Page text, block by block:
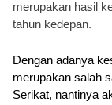
merupakan hasil
tahun kedepan.
Dengan adanya
merupakan salah
Serikat, nantinya